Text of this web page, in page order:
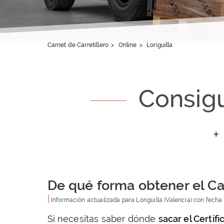
Carnet de Carretillero > Online > Loriguilla
+
De qué forma obtener el
Información actualizada para Loriguilla (Valencia) con fecha
Si necesitas saber dónde sacar el